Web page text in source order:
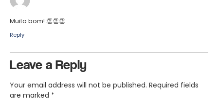
Muito bom! 👏👏👏
Reply
Leave a Reply
Your email address will not be published. Required fields
are marked *